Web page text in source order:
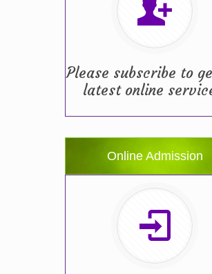
Please subscribe to
latest online
Online Admission